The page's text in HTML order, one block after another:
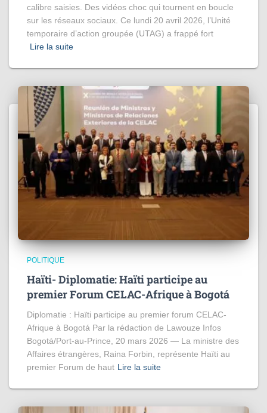
calibre saisies. Des vidéos choc qui tournent en boucle
sur les réseaux sociaux. Ce lundi 20 avril 2026, l’Unité
temporaire d’action groupée (UTAG) a frappé fort
Lire la suite
POLITIQUE
Haïti- Diplomatie: Haïti participe au
premier Forum CELAC-Afrique à Bogotá
Diplomatie : Haïti participe au premier forum CELAC-
Afrique à Bogotá Par la rédaction de Lawouze Infos
Bogotá/Port-au-Prince, 20 mars 2026 — La ministre des
Affaires étrangères, Raina Forbin, représente Haïti au
premier Forum de haut Lire la suite